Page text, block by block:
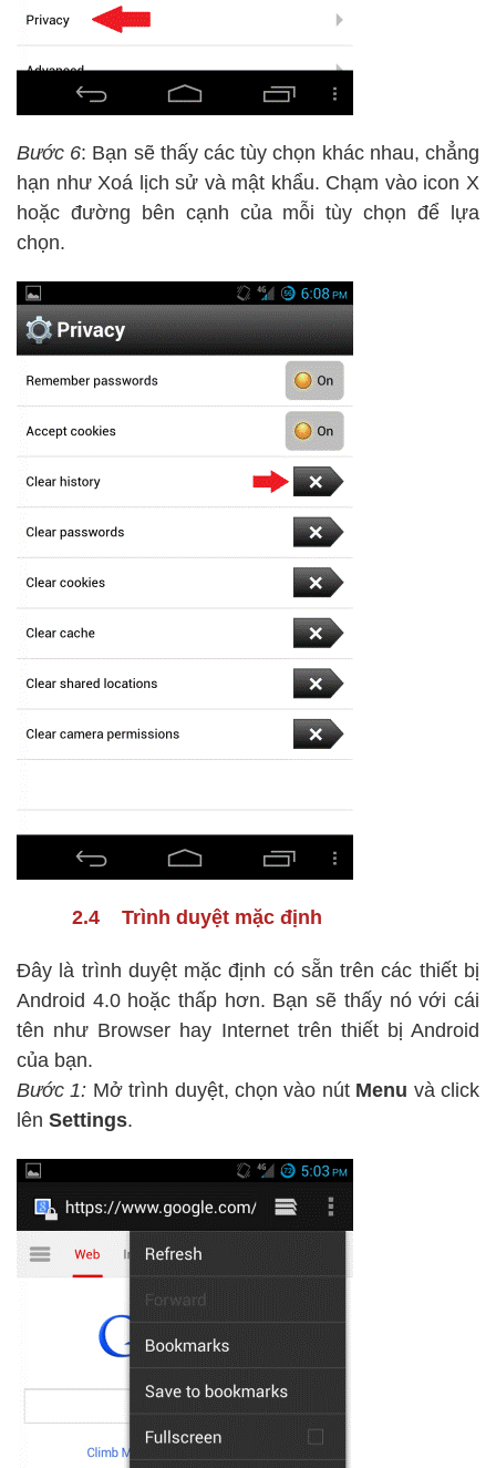
Bước 6: Bạn sẽ thấy các tùy chọn khác nhau, chẳng
hạn như Xoá lịch sử và mật khẩu. Chạm vào icon X
hoặc đường bên cạnh của mỗi tùy chọn để lựa
chọn.
2.4 Trình duyệt mặc định
Đây là trình duyệt mặc định có sẵn trên các thiết bị
Android 4.0 hoặc thấp hơn. Bạn sẽ thấy nó với cái
tên như Browser hay Internet trên thiết bị Android
của bạn.
Bước 1: Mở trình duyệt, chọn vào nút Menu và click
lên Settings.